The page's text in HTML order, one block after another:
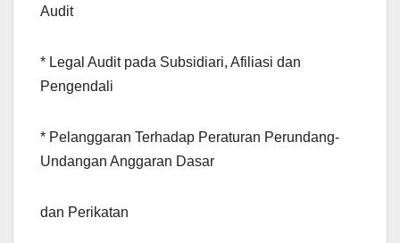
Audit
* Legal Audit pada Subsidiari, Afiliasi dan
Pengendali
* Pelanggaran Terhadap Peraturan Perundang-
Undangan Anggaran Dasar
dan Perikatan